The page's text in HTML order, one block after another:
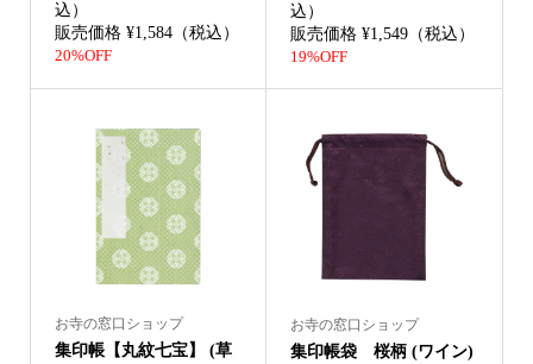
込）
販売価格 ¥1,584（税込）
20%OFF
込）
販売価格 ¥1,549（税込）
19%OFF
お寺の窓口ショップ
集印帳【丸紋七宝】 (草
お寺の窓口ショップ
集印帳袋 桜柄 (ワイン)